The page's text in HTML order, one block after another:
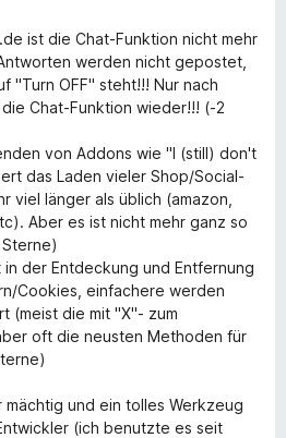
ist die Chat-Funktion nicht mehr
werden nicht gepostet,
"Turn OFF" steht!!! Nur nach
Chat-Funktion wieder!!! (-2
von Addons wie "I (still) don't
das Laden vieler Shop/Social-
viel länger als üblich (amazon,
Aber es ist nicht mehr ganz so
der Entdeckung und Entfernung
Cookies, einfachere werden
(meist die mit "X"- zum
oft die neusten Methoden für
und ein tolles Werkzeug
(ich benutzte es seit